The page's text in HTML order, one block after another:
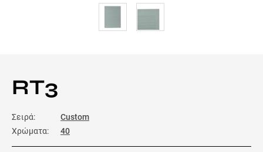
RT3
Σειρά:
Custom
Χρώματα:
40